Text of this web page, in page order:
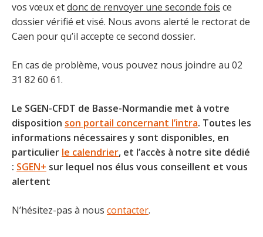
vos vœux etdonc de renvoyer une seconde fois ce
dossier vérifié et visé. Nous avons alerté le rectorat de
Caen pour qu’il accepte ce second dossier.
En cas de problème, vous pouvez nous joindre au 02
31 82 60 61.
Le SGEN-CFDT de Basse-Normandie met à votre
disposition son portail concernant l’intra. Toutes les
informations nécessaires y sont disponibles, en
particulier le calendrier, et l’accès à notre site dédié
: SGEN+ sur lequel nos élus vous conseillent et vous
alertent
N’hésitez-pas à nous contacter.